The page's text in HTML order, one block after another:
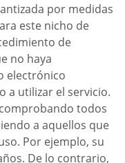
por medidas
este nicho de
de
no haya
electrónico
a utilizar el servicio.
todos
a aquellos que
Por ejemplo, su
De lo contrario,